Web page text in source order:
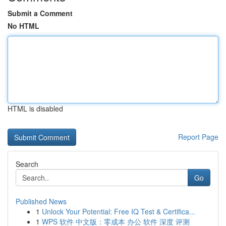
Submit a Comment
No HTML
HTML is disabled
Report Page
Search
Go
Published News
1 Unlock Your Potential: Free IQ Test & Certifica...
1 WPS 软件 中文版：零成本 办公 软件 深度 评测